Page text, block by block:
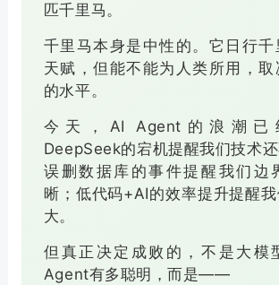
匹千里马。
千里马本身是中性的。它日行千
天赋，但能不能为人类所用，取
的水平。
今天，AI Agent的浪潮已
DeepSeek的宕机提醒我们技术还
误删数据库的事件提醒我们边
晰；低代码+AI的效率提升提醒
大。
但真正决定成败的，不是大模
Agent有多聪明，而是——